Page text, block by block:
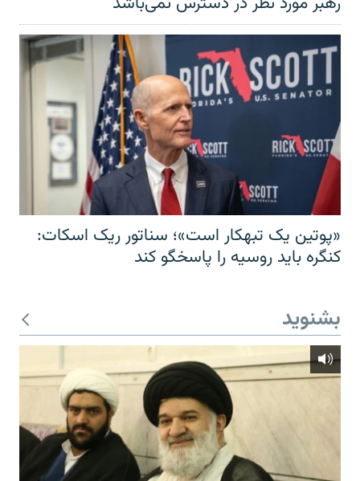
«پوتین یک تبهکار است»؛ سناتور ریک اسکات:
کنگره باید روسیه را پاسخگو کند
بشنوید